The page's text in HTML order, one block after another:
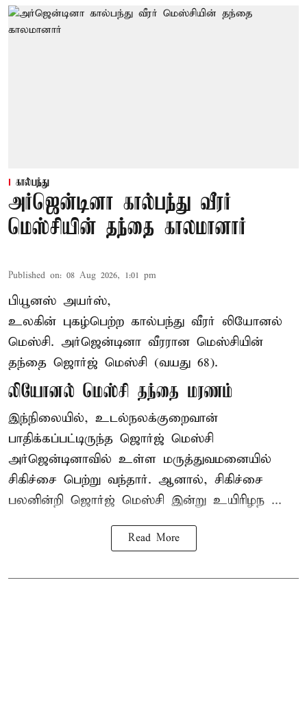
கால்பந்து
அர்ஜென்டினா கால்பந்து வீரர்
மெஸ்சியின் தந்தை காலமானார்
Published on: 08 Aug 2026, 1:01 pm
பியூனஸ் அயர்ஸ்,
உலகின் புகழ்பெற்ற கால்பந்து வீரர் லியோனல்
மெஸ்சி. அர்ஜென்டினா வீரரான மெஸ்சியின்
தந்தை ஜொர்ஜ் மெஸ்சி (வயது 68).
லியோனல் மெஸ்சி தந்தை மரணம்
இந்நிலையில், உடல்நலக்குறைவான்
பாதிக்கப்பட்டிருந்த ஜொர்ஜ் மெஸ்சி
அர்ஜென்டினாவில் உள்ள மருத்துவமனையில்
சிகிச்சை பெற்று வந்தார். ஆனால், சிகிச்சை
பலனின்றி ஜொர்ஜ் மெஸ்சி இன்று உயிரிழந ...
Read More